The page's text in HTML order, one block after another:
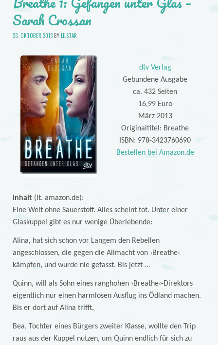
Sarah Crossan
23. OKTOBER 2013BYLILSTAR
dtv Verlag
Gebundene Ausgabe
ca. 432 Seiten
16,99 Euro
März 2013
Originaltitel: Breathe
ISBN: 978-3423760690
Bestellen bei Amazon.de
Inhalt (lt. amazon.de):
Eine Welt ohne Sauerstoff. Alles scheint tot. Unter einer
Glaskuppel gibt es nur wenige Überlebende:
Alina, hat sich schon vor Langem den Rebellen
angeschlossen, die gegen die Allmacht von ›Breathe‹
kämpfen, und wurde nie gefasst. Bis jetzt …
Quinn, will als Sohn eines ranghohen ›Breathe‹-Direktors
eigentlich nur einen harmlosen Ausflug ins Ödland machen.
Bis er dort auf Alina trifft.
Bea, Tochter eines Bürgers zweiter Klasse, wollte den Trip
raus aus der Kuppel nutzen, um Quinn endlich für sich zu